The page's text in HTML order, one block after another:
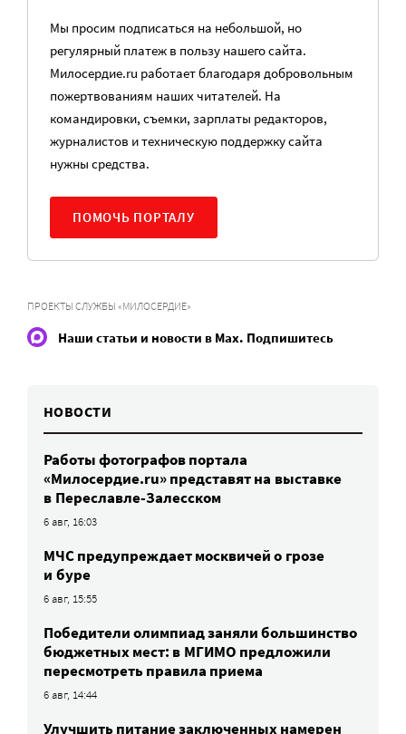
Мы просим подписаться на небольшой, но
регулярный платеж в пользу нашего сайта.
Милосердие.ru работает благодаря добровольным
пожертвованиям наших читателей. На
командировки, съемки, зарплаты редакторов,
журналистов и техническую поддержку сайта
нужны средства.
ПОМОЧЬ ПОРТАЛУ
ПРОЕКТЫ СЛУЖБЫ «МИЛОСЕРДИЕ»
Наши статьи и новости в Max. Подпишитесь
НОВОСТИ
Работы фотографов портала
«Милосердие.ru» представят на выставке
в Переславле-Залесском
6 авг, 16:03
МЧС предупреждает москвичей о грозе
и буре
6 авг, 15:55
Победители олимпиад заняли большинство
бюджетных мест: в МГИМО предложили
пересмотреть правила приема
6 авг, 14:44
Улучшить питание заключенных намерен